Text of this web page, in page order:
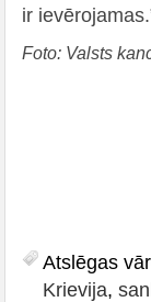
ir
Foto: Valsts
Atslēgas
Krievija,